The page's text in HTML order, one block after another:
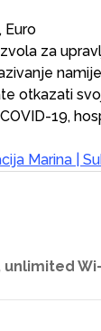
Euro
za
otkazati
19,
Marina |
Wi-